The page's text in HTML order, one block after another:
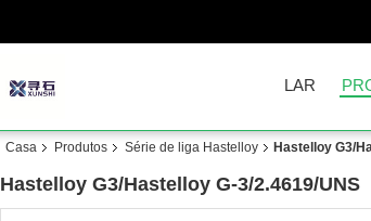
LAR
Casa Produtos Série de liga Hastelloy Hastelloy G3/
Hastelloy G3/Hastelloy G-3/2.4619/UNS